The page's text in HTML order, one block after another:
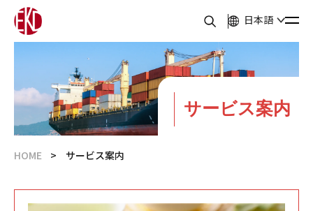
日本語
サービス案内
HOME サービス案内